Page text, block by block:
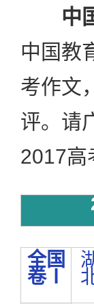
中
中国教
考作文
评。请
2017高
全国
卷Ⅰ